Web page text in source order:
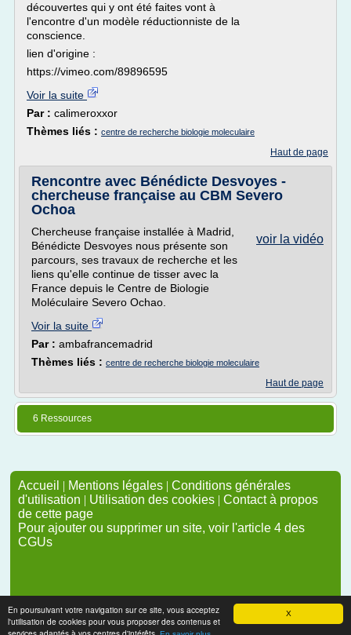
X
En poursuivant votre navigation sur ce site, vous acceptez
l'utilisation de cookies pour vous proposer des contenus et
découvertes qui y ont été faites vont à
l'encontre d'un modèle réductionniste de la
conscience.
lien d'origine :
https://vimeo.com/89896595
Voir la suite
Par : calimeroxxor
Thèmes liés : centre de recherche biologie moleculaire
Haut de page
Rencontre avec Bénédicte Desvoyes -
chercheuse française au CBM Severo
Ochoa
voir la vidéo
Chercheuse française installée à Madrid,
Bénédicte Desvoyes nous présente son
parcours, ses travaux de recherche et les
liens qu'elle continue de tisser avec la
France depuis le Centre de Biologie
Moléculaire Severo Ochao.
Voir la suite
Par : ambafrancemadrid
Thèmes liés : centre de recherche biologie moleculaire
Haut de page
6 Ressources
Accueil | Mentions légales | Conditions générales
d'utilisation | Utilisation des cookies | Contact à propos
de cette page
Pour ajouter ou supprimer un site, voir l'article 4 des
CGUs